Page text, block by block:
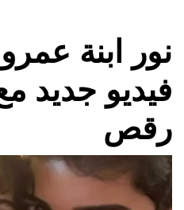
نور ابنة
فيديو جديد
رقص